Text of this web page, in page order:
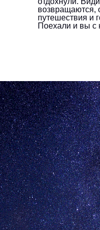
возвращаются,
путешествия и
Поехали и вы с